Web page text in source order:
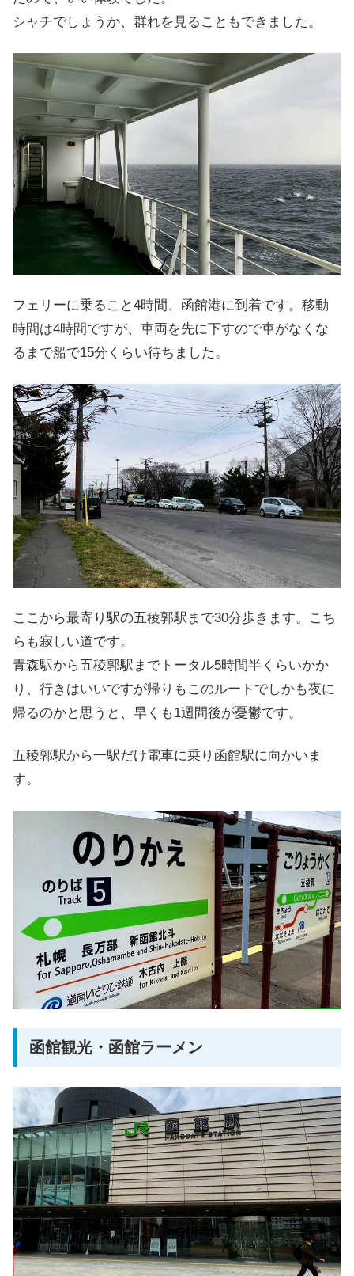
シャチでしょうか、群れを見ることもできました。
フェリーに乗ること4時間、函館港に到着です。移動
時間は4時間ですが、車両を先に下すので車がなくな
るまで船で15分くらい待ちました。
ここから最寄り駅の五稜郭駅まで30分歩きます。こち
らも寂しい道です。
青森駅から五稜郭駅までトータル5時間半くらいかか
り、行きはいいですが帰りもこのルートでしかも夜に
帰るのかと思うと、早くも1週間後が憂鬱です。
五稜郭駅から一駅だけ電車に乗り函館駅に向かいま
す。
函館観光・函館ラーメン